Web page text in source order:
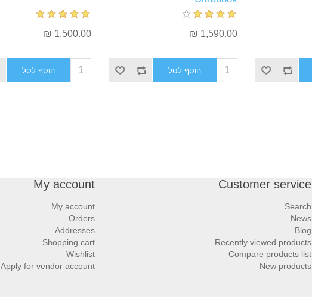
1,590.00 ₪
הוסף לסל
1,500.00 ₪
הוסף לסל
Customer service
Search
News
Blog
Recently viewed products
Compare products list
New products
My account
My account
Orders
Addresses
Shopping cart
Wishlist
Apply for vendor account